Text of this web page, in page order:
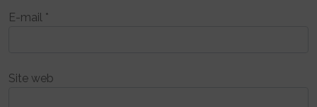
E-mail *
Site web